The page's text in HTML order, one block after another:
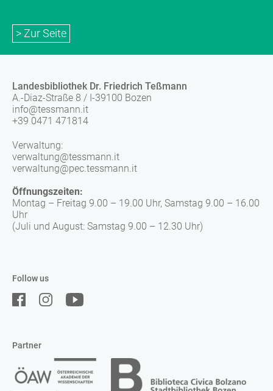
> Zur Seite
Landesbibliothek Dr. Friedrich Teßmann
A.-Diaz-Straße 8 / I-39100 Bozen
info@tessmann.it
+39 0471 471814
Follow us
Verwaltung:
verwaltung@tessmann.it
verwaltung@pec.tessmann.it
Öffnungszeiten:
Montag – Freitag 9.00 – 19.00 Uhr, Samstag 9.00 – 16.00
Uhr
(Juli und August: Samstag 9.00 – 12.30 Uhr)
Partner